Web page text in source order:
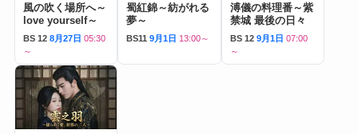
風の吹く場所へ～
love yourself～
BS 12 8月27日 05:30
～
蜀紅錦～紡がれる
夢～
BS11 9月1日 13:00～
溥儀の料理番～紫
禁城 最後の日々
BS 12 9月1日 07:00
～